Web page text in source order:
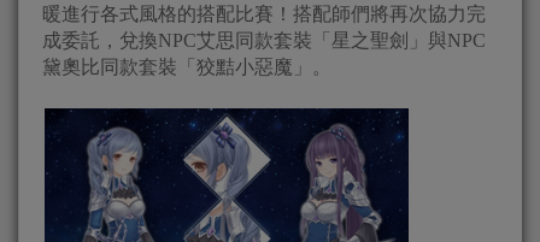
暖進行各式風格的搭配比賽！搭配師們將再次協力完
成委託，兌換NPC艾思同款套裝「星之聖劍」與NPC
黛奧比同款套裝「狡黠小惡魔」。